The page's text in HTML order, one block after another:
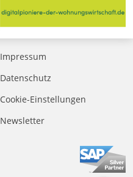
Impressum
Datenschutz
Cookie-Einstellungen
Newsletter